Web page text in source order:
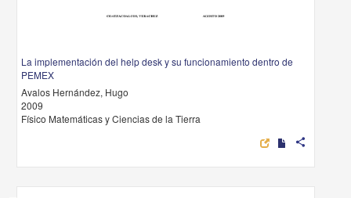
La implementación del help desk y su funcionamiento dentro de
PEMEX
Avalos Hernández, Hugo
2009
Físico Matemáticas y Ciencias de la Tierra
share